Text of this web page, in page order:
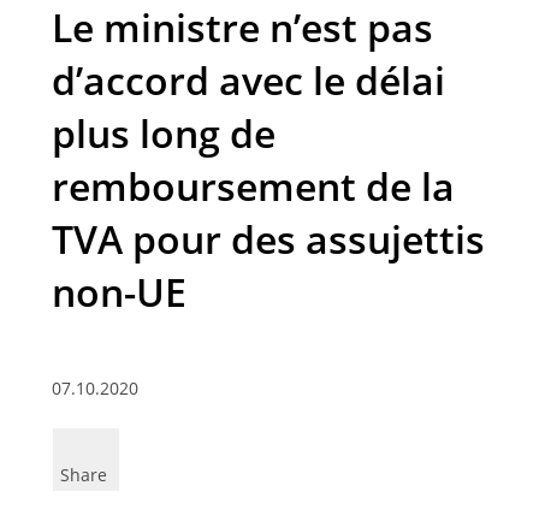
Le ministre n’est pas
d’accord avec le délai
plus long de
remboursement de la
TVA pour des assujettis
non-UE
07.10.2020
Share